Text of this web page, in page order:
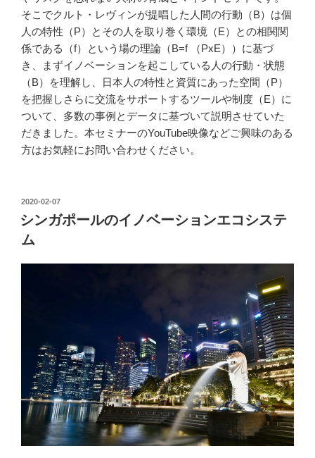
そこでクルト・レヴィンが提唱した人間の行動（B）は個
人の特性（P）とその人を取り巻く環境（E）との相関関
係である（f）という場の理論（B=f （PxE））に基づ
き、まずイノベーションを起こしている人の行動・状態
（B）を理解し、日本人の特性と資質にあった空間（P）
を把握しさらに交流をサポートするツールや制度（E）に
ついて、多数の事例とデータに基づいて説明させていた
だきました。本セミナーのYouTube映像などご興味のある
方はお気軽にお問い合わせください。
投
稿
日:
2020-02-07
シンガポールのイノベーションエコシステ
ム